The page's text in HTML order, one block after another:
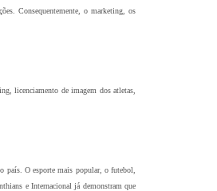
Consequentemente, o marketing, os
licenciamento de imagem dos atletas,
país. O esporte mais popular, o futebol,
e Internacional já demonstram que